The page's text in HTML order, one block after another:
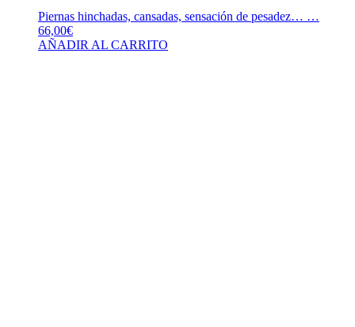
Piernas hinchadas, cansadas, sensación de pesadez… …
66,00€
AÑADIR AL CARRITO